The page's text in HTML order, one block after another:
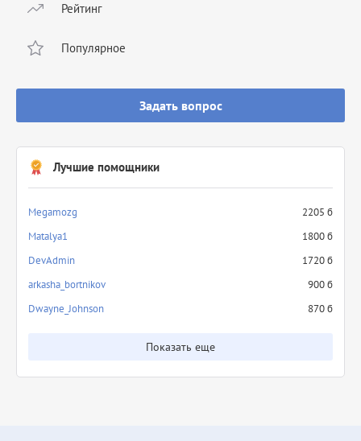
Рейтинг
Популярное
Задать вопрос
Лучшие помощники
Megamozg
2205 б
Matalya1
1800 б
DevAdmin
1720 б
arkasha_bortnikov
900 б
Dwayne_Johnson
870 б
Показать еще